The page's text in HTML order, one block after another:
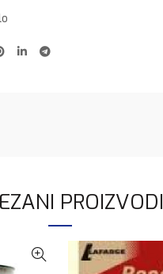
PROIZVODI